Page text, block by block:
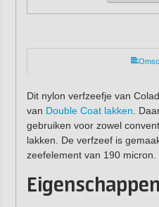
Dit nylon verfzeefje van
van Double Coat lakken .
gebruiken voor zowel
lakken. De verfzeef is
zeefelement van 190 micron.
Eigenschappen